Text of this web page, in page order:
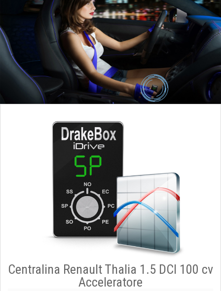
Centralina Renault Thalia 1.5 DCI 100 cv
Acceleratore